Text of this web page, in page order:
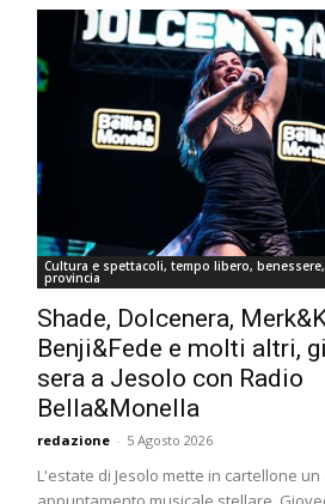
Cultura e spettacoli, tempo libero,
provincia
Shade, Dolcenera,
Benji&Fede e molti altri,
sera a Jesolo con Radio
Bella&Monella
redazione - 5 Agosto 2026
L'estate di Jesolo mette in cartellone un